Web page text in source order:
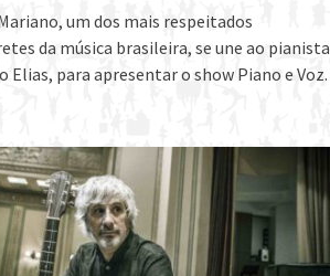
um dos mais respeitados
da música brasileira, se une ao pianista
Elias, para apresentar o show Piano e Voz.